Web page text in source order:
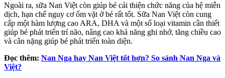
Ngoài ra, sữa Nan Việt còn giúp bé cải thiện chức năng của hệ miễn
dịch, hạn chế nguy cơ ốm vặt ở bé rất tốt. Sữa Nan Việt còn cung
cấp một hàm lượng cao ARA, DHA và một số loại vitamin cần thiết
giúp bé phát triển trí não, nâng cao khả năng ghi nhớ, tăng chiều cao
và cân nặng giúp bé phát triển toàn diện.
Đọc thêm: Nan Nga hay Nan Việt tốt hơn? So sánh Nan Nga và
Việt?